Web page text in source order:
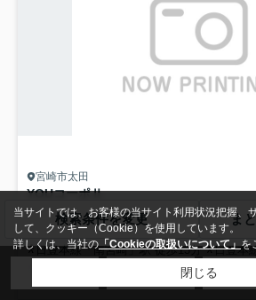
宮崎市太田
YOUコーポⅡ
4万円管理/共益費0円
32.50㎡ (2DK) /築41年 /2階建
日豊本線「南宮崎」駅 徒歩13分
日豊本
閑静な住宅地
検索条件を変更 ま
当サイトでは、お客様の当サイト利用状況把握、
して、クッキー（Cookie）を使用しています。
詳しくは、当社の「Cookieの取扱いについて」を
閉じる